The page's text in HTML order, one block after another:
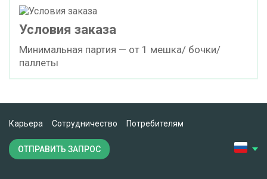
Условия заказа
Минимальная партия — от 1 мешка/ бочки/
паллеты
Карьера Сотрудничество Потребителям
ОТПРАВИТЬ ЗАПРОС